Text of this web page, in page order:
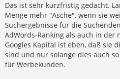
Das ist sehr kurzfristig gedacht.
Menge mehr "Asche", wenn sie
Suchergebnisse für die
AdWords-Ranking als auch in der
Googles Kapital ist eben, daß sie
sind und nur solange dies auch
für Werbekunden.